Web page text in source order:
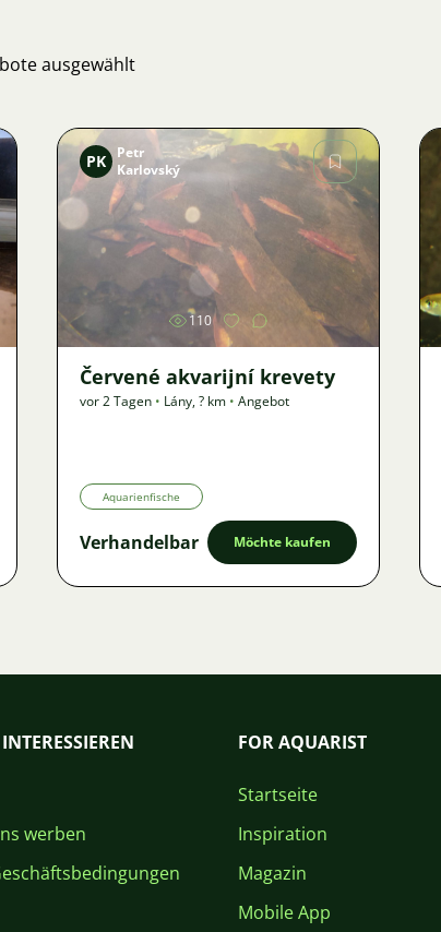
ausgewählt
Bild
PK
Petr
Karlovský
110
Červené akvarijní krevety
vor 2 Tagen • Lány,? km • Angebot
Aquarienfische
Verhandelbar Möchte kaufen
werben
FOR AQUARIST
Startseite
Inspiration
Magazin
Mobile App